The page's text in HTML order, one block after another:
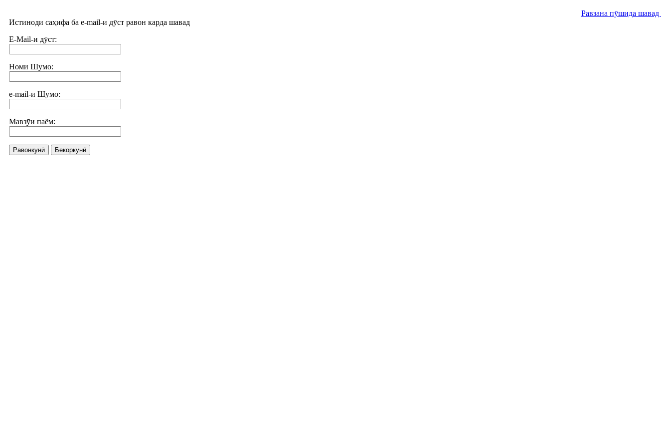
Равзана пӯшида шавад
Истиноди саҳифа ба e-mail-и дӯст равон карда шавад
E-Mail-и дӯст:
Номи Шумо:
e-mail-и Шумо:
Мавзӯи паём:
Равонкунӣ Бекоркунӣ